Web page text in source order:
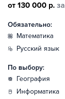
от 130 000 р.
Обязательно:
математика
русский язык
По выбору:
география
информатика